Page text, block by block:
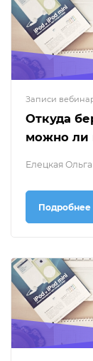
Записи
Откуда
можно ли
Елецкая
Подробнее